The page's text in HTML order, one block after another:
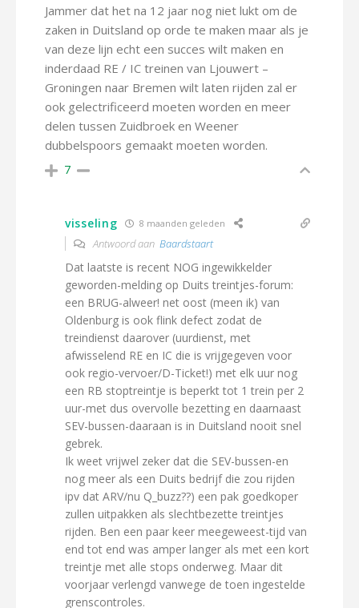
Jammer dat het na 12 jaar nog niet lukt om de
zaken in Duitsland op orde te maken maar als je
van deze lijn echt een succes wilt maken en
inderdaad RE / IC treinen van Ljouwert –
Groningen naar Bremen wilt laten rijden zal er
ook gelectrificeerd moeten worden en meer
delen tussen Zuidbroek en Weener
dubbelspoors gemaakt moeten worden.
7
visseling 8 maanden geleden
Antwoord aan Baardstaart
Dat laatste is recent NOG ingewikkelder
geworden-melding op Duits treintjes-forum:
een BRUG-alweer! net oost (meen ik) van
Oldenburg is ook flink defect zodat de
treindienst daarover (uurdienst, met
afwisselend RE en IC die is vrijgegeven voor
ook regio-vervoer/D-Ticket!) met elk uur nog
een RB stoptreintje is beperkt tot 1 trein per 2
uur-met dus overvolle bezetting en daarnaast
SEV-bussen-daaraan is in Duitsland nooit snel
gebrek.
Ik weet vrijwel zeker dat die SEV-bussen-en
nog meer als een Duits bedrijf die zou rijden
ipv dat ARV/nu Q_buzz??) een pak goedkoper
zullen uitpakken als slechtbezette treintjes
rijden. Ben een paar keer meegeweest-tijd van
end tot end was amper langer als met een kort
treintje met alle stops onderweg. Maar dit
voorjaar verlengd vanwege de toen ingestelde
grenscontroles.